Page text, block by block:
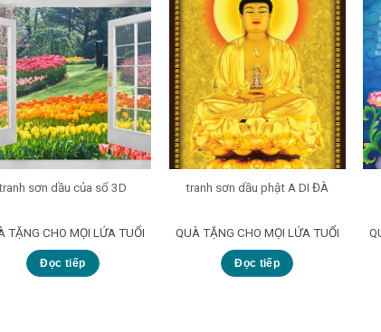
sơn dầu của sổ 3D
TẶNG CHO MỌI LỨA TUỔI
Đọc tiếp
tranh sơn dầu phật A DI ĐÀ
QUÀ TẶNG CHO MỌI LỨA TUỔI
Đọc tiếp